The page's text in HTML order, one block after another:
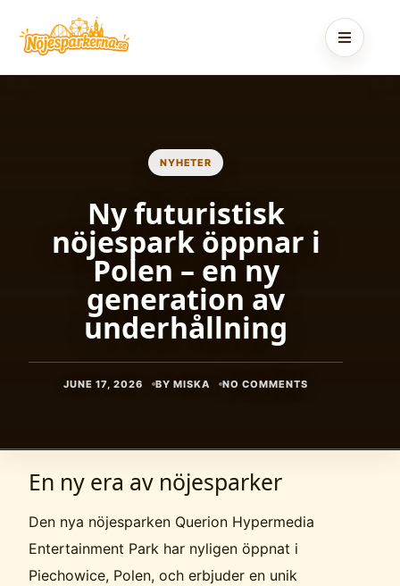
content
NYHETER
Ny futuristisk
nöjespark öppnar i
Polen – en ny
generation av
underhållning
JUNE 17, 2026 BY MISKA NO COMMENTS
En ny era av nöjesparker
Den nya nöjesparken Querion Hypermedia
Entertainment Park har nyligen öppnat i
Piechowice, Polen, och erbjuder en unik